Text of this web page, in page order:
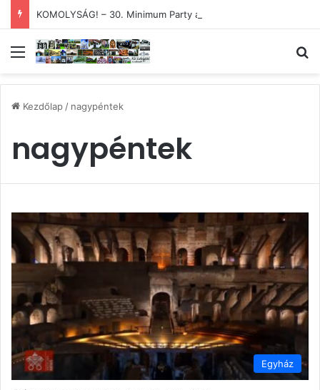
Menü
Kezdőlap/ nagypéntek
nagypéntek
Egyház